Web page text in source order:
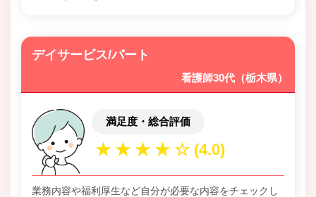
デイサービス/パート
看護師30代（栃木県）
満足度・総合評価
業務内容や福利厚生など自分が必要な内容をチェックし